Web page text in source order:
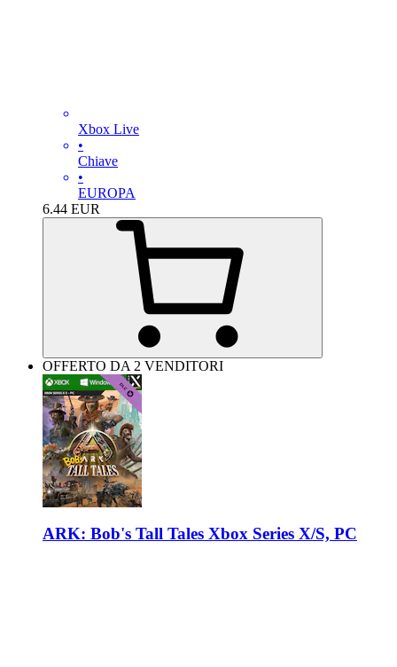
Xbox Live
•
Chiave
•
EUROPA
6.44 EUR
OFFERTO DA 2 VENDITORI
ARK: Bob's Tall Tales Xbox Series X/S, PC